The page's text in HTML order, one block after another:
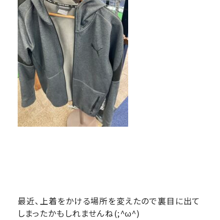
最近、上着をかける場所を変えたので裏目に出て
しまったかもしれませんね(;^ω^)